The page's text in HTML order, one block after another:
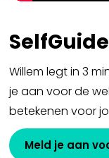
Willem legt in 3
je aan voor de
betekenen voor
Meld je aan